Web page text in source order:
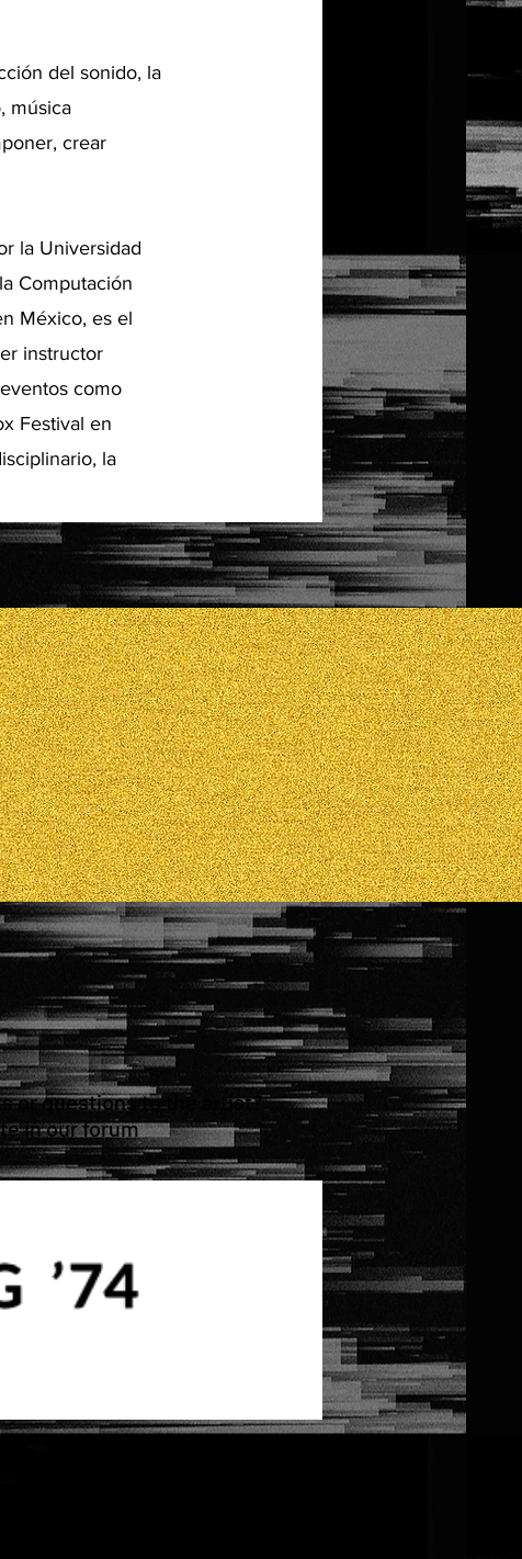
del sonido, la
música
crear
la Universidad
Computación
México, es el
instructor
como
Festival en
la
or questions to the artist?
in our forum